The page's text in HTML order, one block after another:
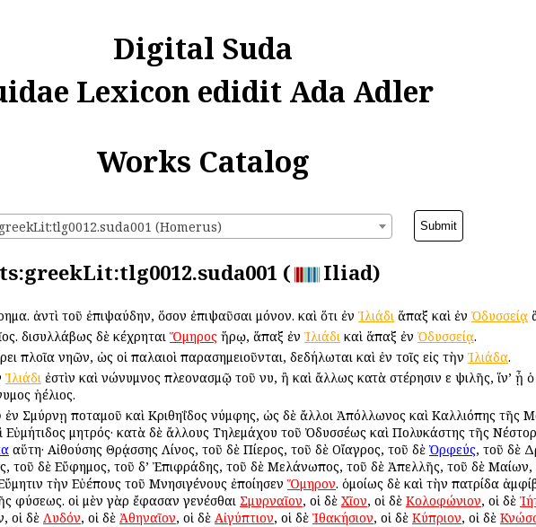
Digital Suda
Lexicon edidit Ada Adler
Works Catalog
(Homerus)
( Iliad)
ἀντὶ τοῦ ἐπιψαύδην, ὅσον ἐπιψαῦσαι μόνον. καὶ ὅτι ἐν Ἰλιάδι ἅπαξ καὶ ἐν Ὀδυσσείᾳ
δισυλλάβως δὲ κέχρηται Ὅμηρος ἥρῳ, ἅπαξ ἐν Ἰλιάδι καὶ ἅπαξ ἐν Ὀδυσσείᾳ.
πλοῖα νηῶν, ὡς οἱ παλαιοὶ παρασημειοῦνται, δεδήλωται καὶ ἐν τοῖς εἰς τὴν Ἰλιάδα.
Ἰλιάδι ἐστὶν καὶ νώνυμνος πλεονασμῷ τοῦ νυ, ἢ καὶ ἄλλως κατὰ στέρησιν ε ψιλῆς, ἵν’ ᾖ
ἠέλιος.
ἐν Σμύρνῃ ποταμοῦ καὶ Κριθηΐδος νύμφης, ὡς δὲ ἄλλοι Ἀπόλλωνος καὶ Καλλιόπης τῆς
Εὐμήτιδος μητρός· κατὰ δὲ ἄλλους Τηλεμάχου τοῦ Ὀδυσσέως καὶ Πολυκάστης τῆς
αὕτη· Αἰθούσης Θρᾴσσης Λίνος, τοῦ δὲ Πίερος, τοῦ δὲ Οἴαγρος, τοῦ δὲ Ὀρφεύς, τοῦ δὲ
τοῦ δὲ Εὔφημος, τοῦ δ’ Ἐπιφράδης, τοῦ δὲ Μελάνωπος, τοῦ δὲ Ἀπελλῆς, τοῦ δὲ Μαίων,
τὴν Εὐέπους τοῦ Μνησιγένους ἐποίησεν Ὅμηρον. ὁμοίως δὲ καὶ τὴν πατρίδα
φύσεως. οἱ μὲν γὰρ ἔφασαν γενέσθαι Σμυρναῖον, οἱ δὲ Χῖον, οἱ δὲ Κολοφώνιον, οἱ δὲ
οἱ δὲ Λυδόν, οἱ δὲ Ἀθηναῖον, οἱ δὲ Αἰγύπτιον, οἱ δὲ Ἰθακήσιον, οἱ δὲ Κύπριον, οἱ δὲ